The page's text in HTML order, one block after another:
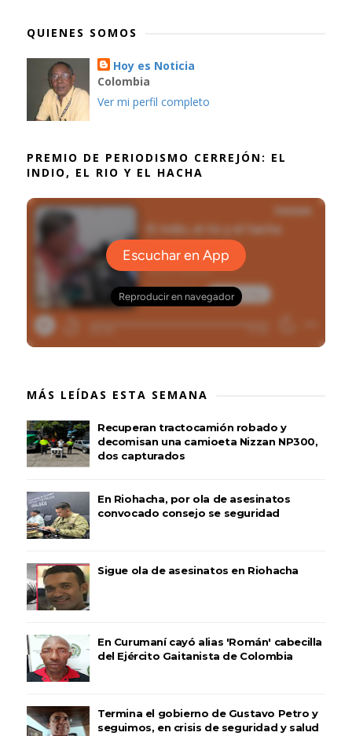
QUIENES SOMOS
Hoy es Noticia
Colombia
Ver mi perfil completo
PREMIO DE PERIODISMO CERREJÓN: EL
INDIO, EL RIO Y EL HACHA
MÁS LEÍDAS ESTA SEMANA
Recuperan tractocamión robado y
decomisan una camioeta Nizzan NP300,
dos capturados
En Riohacha, por ola de asesinatos
convocado consejo se seguridad
Sigue ola de asesinatos en Riohacha
En Curumaní cayó alias 'Román' cabecilla
del Ejército Gaitanista de Colombia
Termina el gobierno de Gustavo Petro y
seguimos, en crisis de seguridad y salud